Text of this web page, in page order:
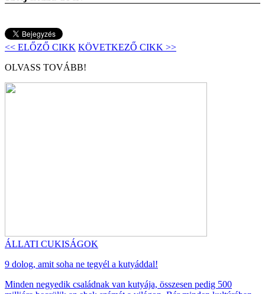
<< ELŐZŐ CIKK KÖVETKEZŐ CIKK >>
OLVASS TOVÁBB!
ÁLLATI CUKISÁGOK
9 dolog, amit soha ne tegyél a kutyáddal!
Minden negyedik családnak van kutyája, összesen pedig 500